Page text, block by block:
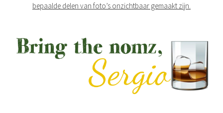
bepaalde delen van foto’s onzichtbaar gemaakt zijn.